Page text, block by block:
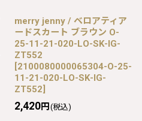
merry jenny / ベロアティア
ードスカート ブラウン O-
25-11-21-020-LO-SK-IG-
ZT552
[2100080000065304-O-25-
11-21-020-LO-SK-IG-
ZT552]
2,420円 (税込)